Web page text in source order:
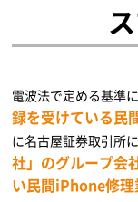
電波法で定める基準
録を受けている民
に名古屋証券取引所
社」のグループ会
い民間iPhone修理